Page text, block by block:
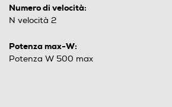
Numero di velocità:
N velocità 2
Potenza max-W:
Potenza W 500 max